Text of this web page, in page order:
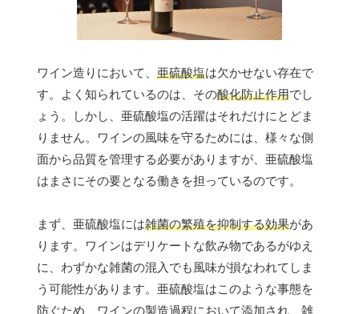
ワイン造りにおいて、 亜硫酸塩は欠かせない存在で
す。よく知られているのは、その酸化防止作用でし
ょう。しかし、亜硫酸塩の活躍はそれだけにとどま
りません。ワインの風味を守るためには、様々な側
面から品質を管理する必要がありますが、亜硫酸塩
はまさにその要となる働きを担っているのです。
まず、亜硫酸塩には雑菌の繁殖を抑制する効果があ
ります。ワインはデリケートな飲み物であるがゆえ
に、わずかな雑菌の混入でも風味が損なわれてしま
う可能性があります。亜硫酸塩はこのような事態を
防ぐため、ワインの製造過程において添加され、雑